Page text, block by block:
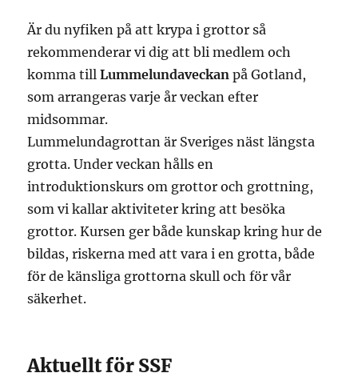
Är du nyfiken på att krypa i grottor så
rekommenderar vi dig att bli medlem och
komma tillLummelundaveckan på Gotland,
som arrangeras varje år veckan efter
midsommar.
Lummelundagrottan är Sveriges näst längsta
grotta. Under veckan hålls en
introduktionskurs om grottor och grottning,
som vi kallar aktiviteter kring att besöka
grottor. Kursen ger både kunskap kring hur de
bildas, riskerna med att vara i en grotta, både
för de känsliga grottorna skull och för vår
säkerhet.
Aktuellt för SSF